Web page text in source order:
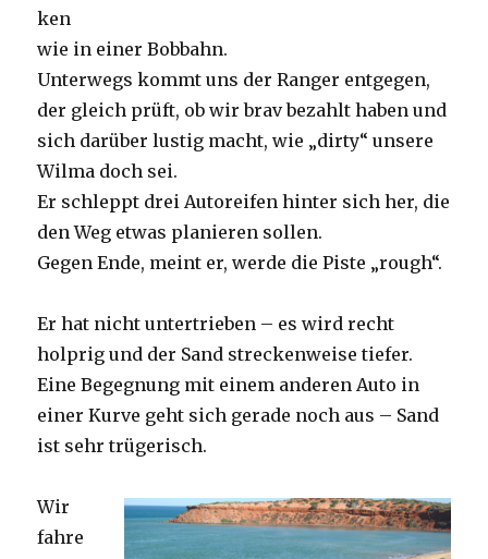
ken
wie in einer Bobbahn.
Unterwegs kommt uns der Ranger entgegen,
der gleich prüft, ob wir brav bezahlt haben und
sich darüber lustig macht, wie „dirty“ unsere
Wilma doch sei.
Er schleppt drei Autoreifen hinter sich her, die
den Weg etwas planieren sollen.
Gegen Ende, meint er, werde die Piste „rough“.
Er hat nicht untertrieben – es wird recht
holprig und der Sand streckenweise tiefer.
Eine Begegnung mit einem anderen Auto in
einer Kurve geht sich gerade noch aus – Sand
ist sehr trügerisch.
Wir
fahre